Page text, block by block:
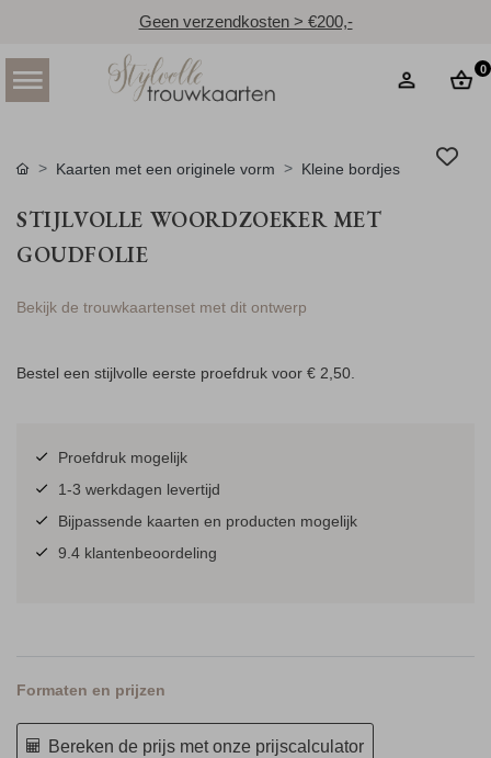
Geen verzendkosten > €200,-
0
Kaarten met een originele vorm Kleine bordjes
STIJLVOLLE WOORDZOEKER MET
GOUDFOLIE
Bekijk de trouwkaartenset met dit ontwerp
Bestel een stijlvolle eerste proefdruk voor € 2,50.
Proefdruk mogelijk
1-3 werkdagen levertijd
Bijpassende kaarten en producten mogelijk
9.4 klantenbeoordeling
Formaten en prijzen
Bereken de prijs met onze prijscalculator